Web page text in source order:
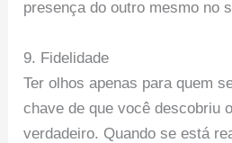
presença do outro mesmo no
9. Fidelidade
Ter olhos apenas para quem
chave de que você descobriu
verdadeiro. Quando se está